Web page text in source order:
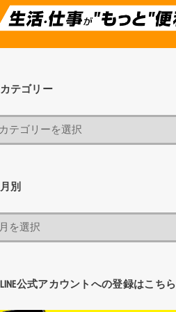
カテゴリー
月別
LINE公式アカウントへの登録はこちら